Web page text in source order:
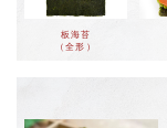
板海苔
（全形）